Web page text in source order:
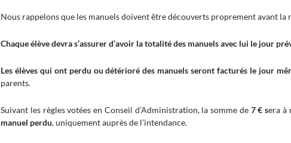
Nous rappelons que les manuels doivent être découverts proprement avant la
Chaque élève devra s’assurer d’avoir la totalité des manuels avec lui le jour
Les élèves qui ont perdu ou détérioré des manuels seront facturés le jour
parents.
Suivant les règles votées en Conseil d’Administration, la somme de7 € sera à
manuel perdu, uniquement auprès de l’intendance.